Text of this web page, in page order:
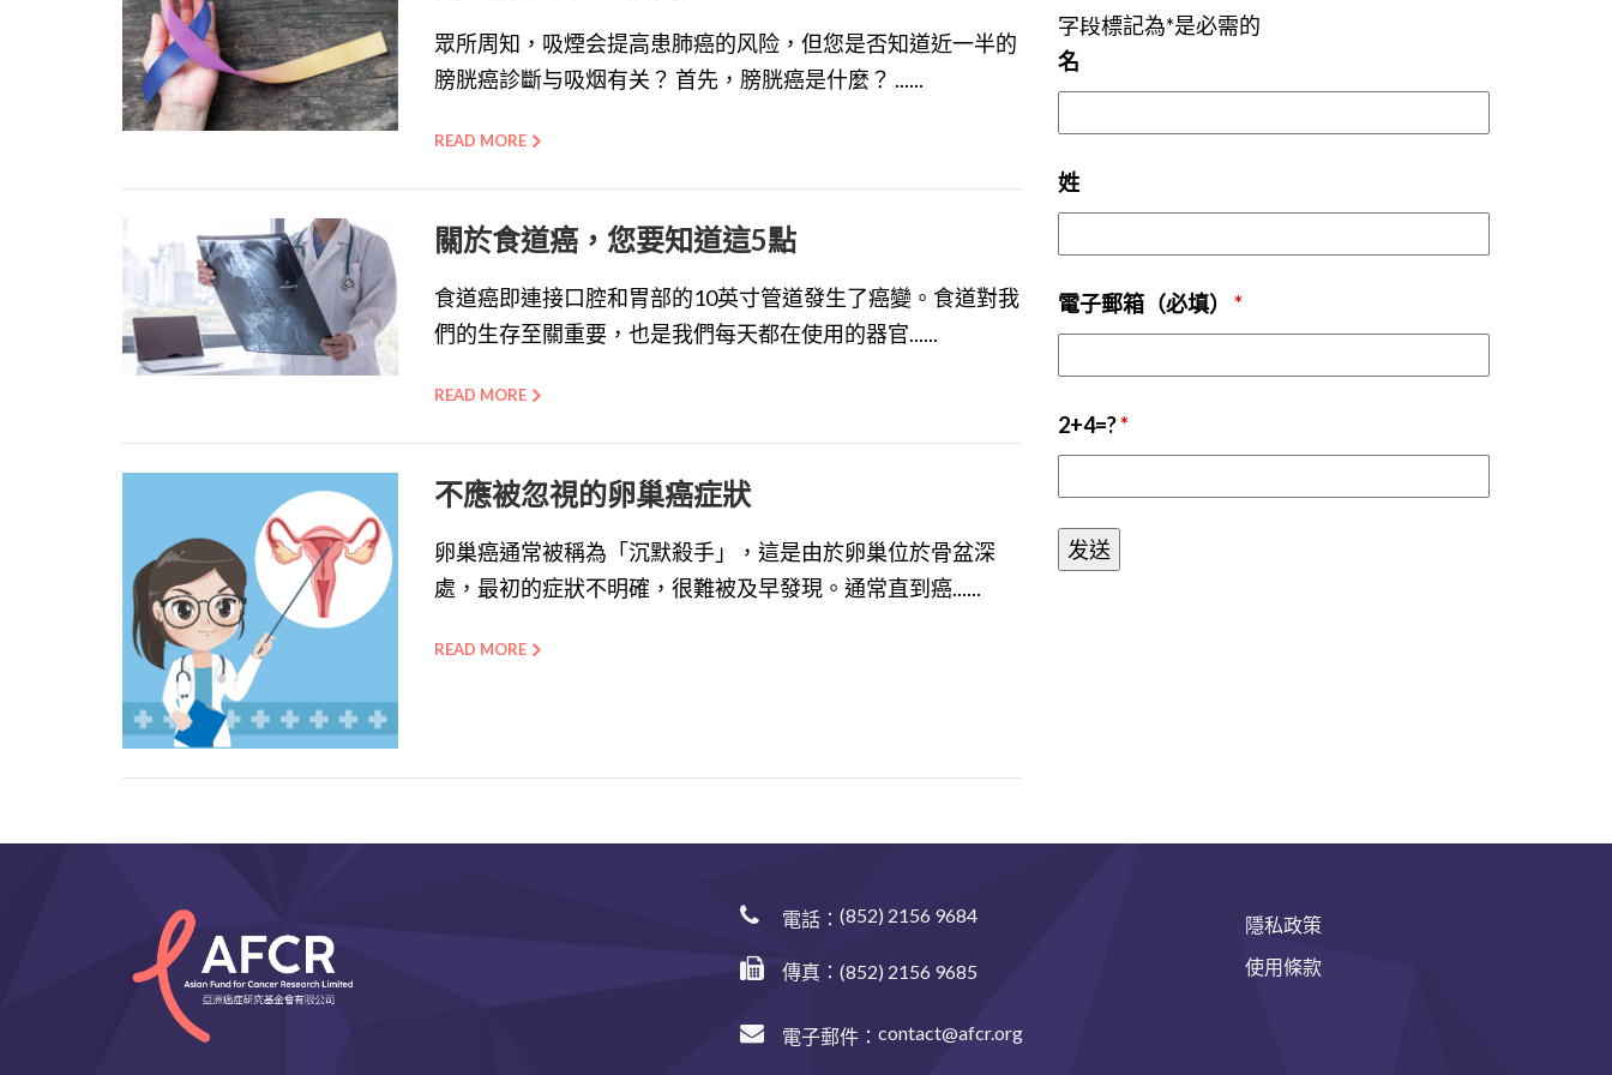
眾所周知，吸煙会提高患肺癌的风险，但您是否知道近一半的
膀胱癌診斷与吸烟有关？ 首先，膀胱癌是什麼？ ......
READ MORE
關於食道癌，您要知道這5點
食道癌即連接口腔和胃部的10英寸管道發生了癌變。食道對我
們的生存至關重要，也是我們每天都在使用的器官......
READ MORE
不應被忽視的卵巢癌症狀
卵巢癌通常被稱為「沉默殺手」，這是由於卵巢位於骨盆深
處，最初的症狀不明確，很難被及早發現。通常直到癌......
READ MORE
字段標記為*是必需的
名
姓
電子郵箱（必填） *
2+4=?*
電話：(852) 2156 9684
傳真：(852) 2156 9685
電子郵件：contact@afcr.org
隱私政策
使用條款